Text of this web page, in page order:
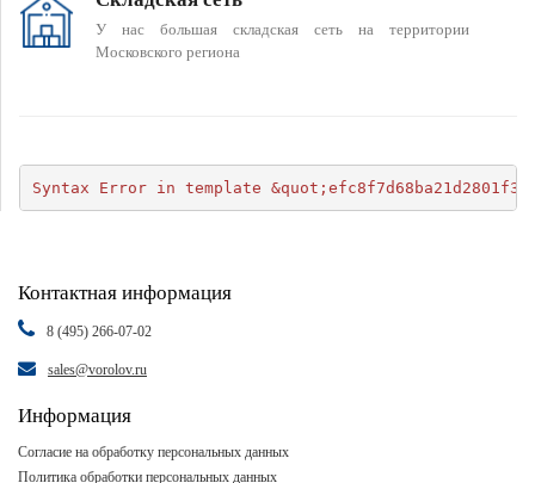
У нас большая складская сеть на территории
Московского региона
Syntax Error in template
Контактная информация
8 (495) 266-07-02
sales@vorolov.ru
Информация
Согласие на обработку персональных данных
Политика обработки персональных данных